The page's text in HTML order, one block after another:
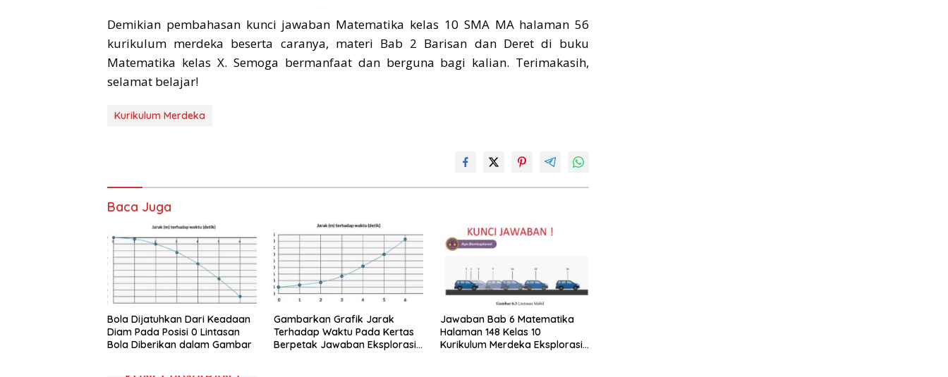
Demikian pembahasan kunci jawaban Matematika kelas 10 SMA MA halaman 56
kurikulum merdeka beserta caranya, materi Bab 2 Barisan dan Deret di buku
Matematika kelas X. Semoga bermanfaat dan berguna bagi kalian. Terimakasih,
selamat belajar!
Kurikulum Merdeka
Baca Juga
Bola Dijatuhkan Dari Keadaan
Diam Pada Posisi 0 Lintasan
Bola Diberikan dalam Gambar
Gambarkan Grafik Jarak
Terhadap Waktu Pada Kertas
Berpetak Jawaban Eksplorasi
Jawaban Bab 6 Matematika
Halaman 148 Kelas 10
Kurikulum Merdeka Eksplorasi